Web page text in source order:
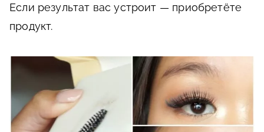
Если результат вас устроит — приобретёте
продукт.